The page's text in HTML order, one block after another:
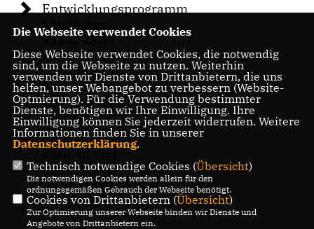
Entwicklungsprogramm
Ländlicher
Raum: Land
fördert Projekte
in Ochsenbach
und
Schatthausen
Fast 500.000
Euro für vier
Projekte im
Landtagswahlkreis
Wiesloch
Die Webseite verwendet Cookies
Diese Webseite verwendet Cookies, die notwendig
sind, um die Webseite zu nutzen. Weiterhin
verwenden wir Dienste von Drittanbietern, die uns
helfen, unser Webangebot zu verbessern (Website-
Optmierung). Für die Verwendung bestimmter
Dienste, benötigen wir Ihre Einwilligung. Ihre
Einwilligung können Sie jederzeit widerrufen. Weitere
Informationen finden Sie in unserer
Datenschutzerklärung.
Technisch notwendige Cookies (Übersicht)
Die notwendigen Cookies werden allein für den
ordnungsgemäßen Gebrauch der Webseite benötigt.
Cookies von Drittanbietern (Übersicht)
Zur Optimierung unserer Webseite binden wir Dienste und
Angebote von Drittanbietern ein.